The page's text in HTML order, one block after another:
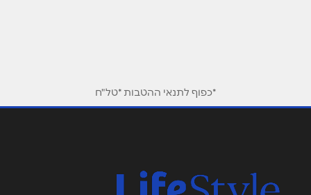
נושא
*כפוף לתנאי ההטבות *טל"ח